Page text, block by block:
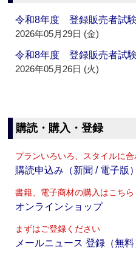
令和8年度 登録販売者試
2026年05月29日 (金)
令和8年度 登録販売者試
2026年05月26日 (火)
購読・購入・登録
プランいろいろ、スタイルに
購読申込み（新聞 / 電子版）
書籍、電子商材の購入はこちら
オンラインショップ
まずはご登録ください
メールニュース 登録（無料